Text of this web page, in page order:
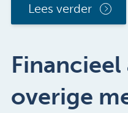
Lees verder
overige